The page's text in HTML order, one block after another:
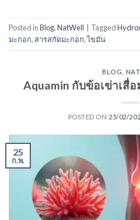
Posted inBlog,NatWell Tagged
มะกอก, สารสกัดมะกอก,ไขมัน
BLOG
Aquamin กับข้อเข่าเสื่
POSTED ON 25/02/
25
ก.พ.